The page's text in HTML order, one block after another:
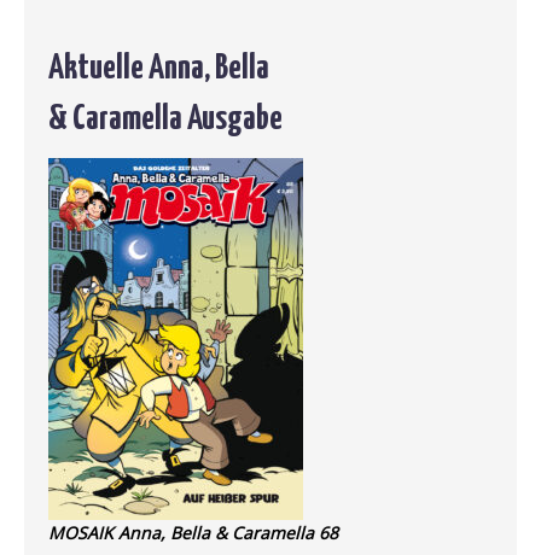
Aktuelle Anna, Bella
& Caramella Ausgabe
MOSAIK Anna, Bella & Caramella 68